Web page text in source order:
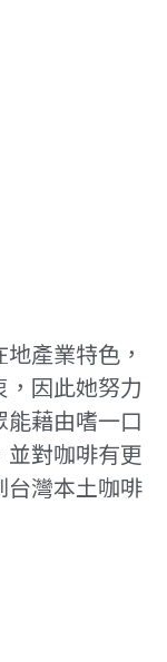
產業特色，
因此她努力
藉由嗜一口
對咖啡有更
台灣本土咖啡